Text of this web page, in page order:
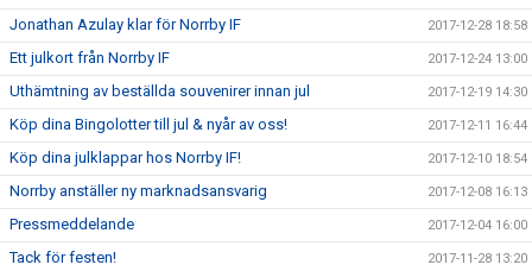
Jonathan Azulay klar för Norrby IF 2017-12-28 18:58
Ett julkort från Norrby IF 2017-12-24 13:00
Uthämtning av beställda souvenirer innan jul 2017-12-19 14:30
Köp dina Bingolotter till jul & nyår av oss! 2017-12-11 16:44
Köp dina julklappar hos Norrby IF! 2017-12-10 18:54
Norrby anställer ny marknadsansvarig 2017-12-08 16:13
Pressmeddelande 2017-12-04 16:00
Tack för festen! 2017-11-28 13:20